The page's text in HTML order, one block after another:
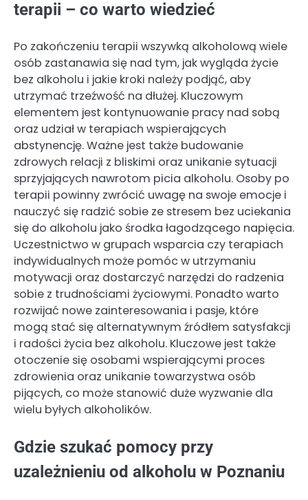
terapii – co warto wiedzieć
Po zakończeniu terapii wszywką alkoholową wiele
osób zastanawia się nad tym, jak wygląda życie
bez alkoholu i jakie kroki należy podjąć, aby
utrzymać trzeźwość na dłużej. Kluczowym
elementem jest kontynuowanie pracy nad sobą
oraz udział w terapiach wspierających
abstynencję. Ważne jest także budowanie
zdrowych relacji z bliskimi oraz unikanie sytuacji
sprzyjających nawrotom picia alkoholu. Osoby po
terapii powinny zwrócić uwagę na swoje emocje i
nauczyć się radzić sobie ze stresem bez uciekania
się do alkoholu jako środka łagodzącego napięcia.
Uczestnictwo w grupach wsparcia czy terapiach
indywidualnych może pomóc w utrzymaniu
motywacji oraz dostarczyć narzędzi do radzenia
sobie z trudnościami życiowymi. Ponadto warto
rozwijać nowe zainteresowania i pasje, które
mogą stać się alternatywnym źródłem satysfakcji
i radości życia bez alkoholu. Kluczowe jest także
otoczenie się osobami wspierającymi proces
zdrowienia oraz unikanie towarzystwa osób
pijących, co może stanowić duże wyzwanie dla
wielu byłych alkoholików.
Gdzie szukać pomocy przy
uzależnieniu od alkoholu w Poznaniu